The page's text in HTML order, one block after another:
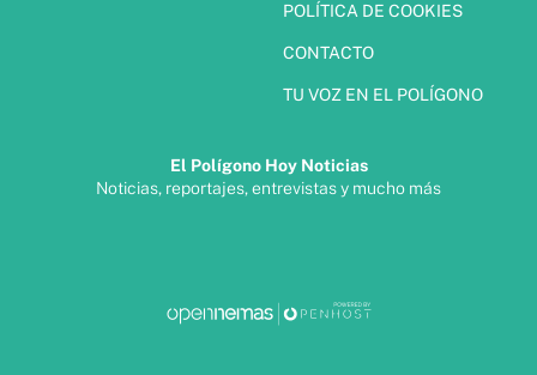
POLÍTICA DE COOKIES
CONTACTO
TU VOZ EN EL POLÍGONO
El Polígono Hoy Noticias
Noticias, reportajes, entrevistas y mucho más